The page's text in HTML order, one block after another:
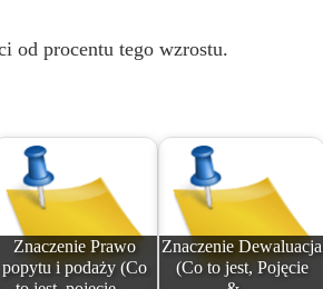
od procentu tego wzrostu.
Znaczenie Prawo
popytu i podaży (Co
Znaczenie Dewaluacja
(Co to jest, Pojęcie